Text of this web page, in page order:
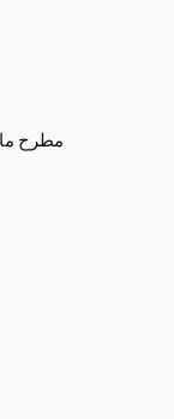
مطرح ما